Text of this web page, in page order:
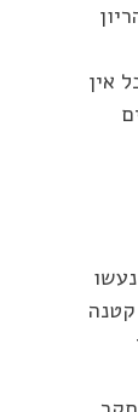
מעל גיל 55, אבל אין
קטנה